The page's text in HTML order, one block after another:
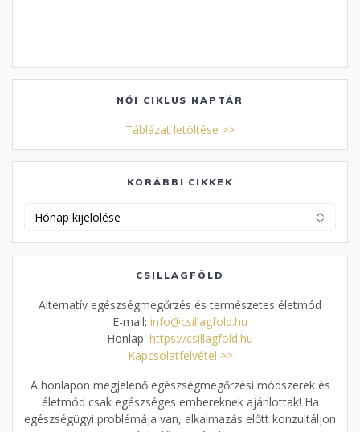
NŐI CIKLUS NAPTÁR
Táblázat letöltése >>
KORÁBBI CIKKEK
CSILLAGFÖLD
Alternatív egészségmegőrzés és természetes életmód
E-mail: info@csillagfold.hu
Honlap: https://csillagfold.hu
Kapcsolatfelvétel >>
A honlapon megjelenő egészségmegőrzési módszerek és
életmód csak egészséges embereknek ajánlottak! Ha
egészségügyi problémája van, alkalmazás előtt konzultáljon